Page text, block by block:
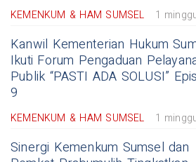
KEMENKUM & HAM SUMSEL 1
Kanwil Kementerian Hukum
Ikuti Forum Pengaduan
Publik “PASTI ADA SOLUSI”
9
KEMENKUM & HAM SUMSEL 1
Sinergi Kemenkum Sumsel dan